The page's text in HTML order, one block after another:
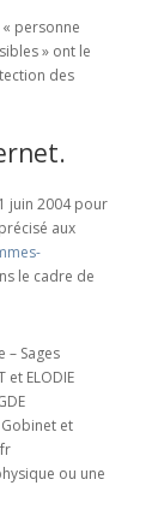
personne
» ont le
des
juin 2004 pour
aux
le cadre de
– Sages
et ELODIE
et
ou une